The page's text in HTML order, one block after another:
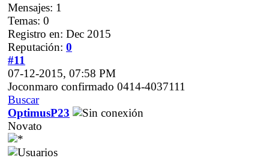
Mensajes: 1
Temas: 0
Registro en: Dec 2015
Reputación: 0
#11
07-12-2015, 07:58 PM
Joconmaro confirmado 0414-4037111
Buscar
OptimusP23
Novato